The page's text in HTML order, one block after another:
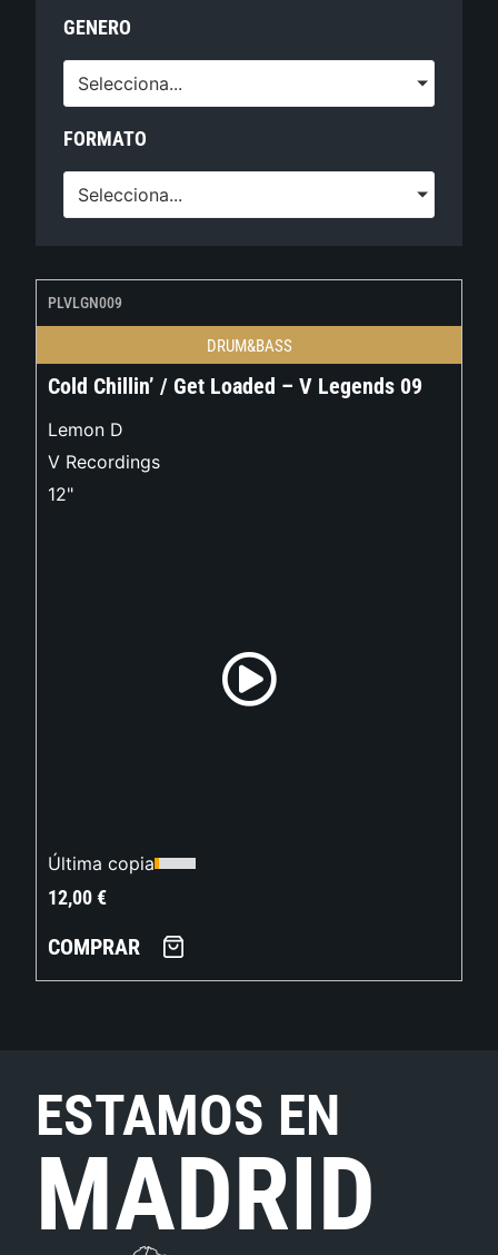
GENERO
Selecciona...
FORMATO
Selecciona...
PLVLGN009
DRUM&BASS
Cold Chillin’ / Get Loaded – V Legends 09
Lemon D
V Recordings
12"
Última copia
12,00€
COMPRAR
ESTAMOS EN
MADRID